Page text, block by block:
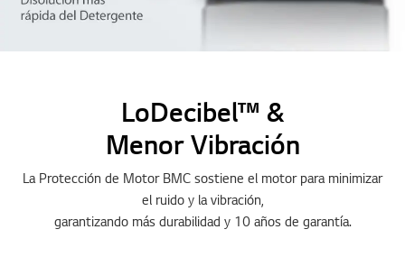
LoDecibel™ &
Menor Vibración
La Protección de Motor BMC sostiene el motor para minimizar
el ruido y la vibración,
garantizando más durabilidad y 10 años de garantía.